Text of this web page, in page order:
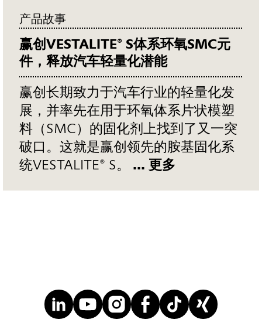
产品故事
赢创VESTALITE® S体系环氧SMC元
件，释放汽车轻量化潜能
赢创长期致力于汽车行业的轻量化发
展，并率先在用于环氧体系片状模塑
料（SMC）的固化剂上找到了又一突
破口。这就是赢创领先的胺基固化系
统VESTALITE® S。
... 更多